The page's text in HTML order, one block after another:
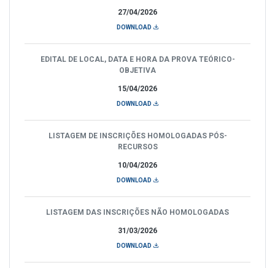
27/04/2026
DOWNLOAD
15/04/2026
EDITAL DE LOCAL, DATA E HORA DA PROVA TEÓRICO-
OBJETIVA
DOWNLOAD
10/04/2026
LISTAGEM DE INSCRIÇÕES HOMOLOGADAS PÓS-
RECURSOS
DOWNLOAD
31/03/2026
LISTAGEM DAS INSCRIÇÕES NÃO HOMOLOGADAS
DOWNLOAD